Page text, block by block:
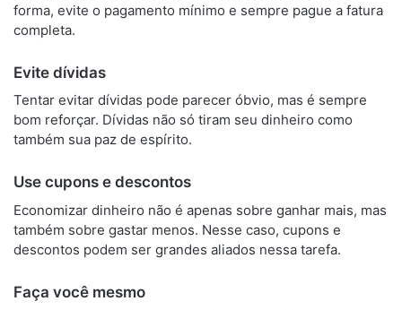
forma, evite o pagamento mínimo e sempre pague a fatura
completa.
Evite dívidas
Tentar evitar dívidas pode parecer óbvio, mas é sempre
bom reforçar. Dívidas não só tiram seu dinheiro como
também sua paz de espírito.
Use cupons e descontos
Economizar dinheiro não é apenas sobre ganhar mais, mas
também sobre gastar menos. Nesse caso, cupons e
descontos podem ser grandes aliados nessa tarefa.
Faça você mesmo